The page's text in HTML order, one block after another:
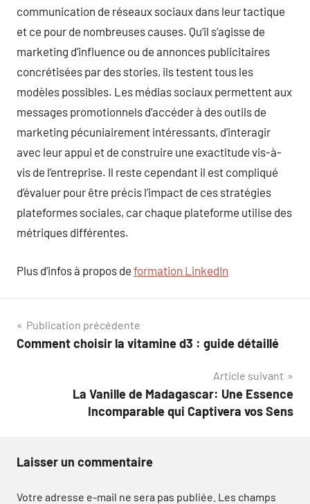
communication de réseaux sociaux dans leur tactique
et ce pour de nombreuses causes. Qu’il s’agisse de
marketing d’influence ou de annonces publicitaires
concrétisées par des stories, ils testent tous les
modèles possibles. Les médias sociaux permettent aux
messages promotionnels d’accéder à des outils de
marketing pécuniairement intéressants, d’interagir
avec leur appui et de construire une exactitude vis-à-
vis de l’entreprise. Il reste cependant il est compliqué
d’évaluer pour être précis l’impact de ces stratégies
plateformes sociales, car chaque plateforme utilise des
métriques différentes.
Plus d’infos à propos de formation LinkedIn
Navigation
de
Publication précédente
Comment choisir la vitamine d3 : guide détaillé
Article suivant
La Vanille de Madagascar: Une Essence
Incomparable qui Captivera vos Sens
Laisser un commentaire
Votre adresse e-mail ne sera pas publiée. Les champs